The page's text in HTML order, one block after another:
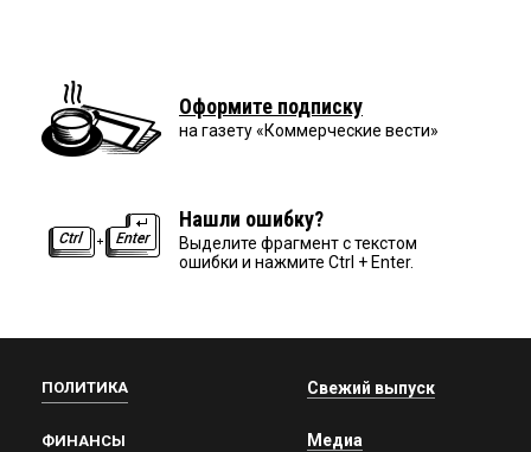
Оформите подписку
на газету «Коммерческие вести»
Нашли ошибку?
Выделите фрагмент с текстом
ошибки и нажмите Ctrl + Enter.
ПОЛИТИКА
ФИНАНСЫ
Свежий выпуск
Медиа